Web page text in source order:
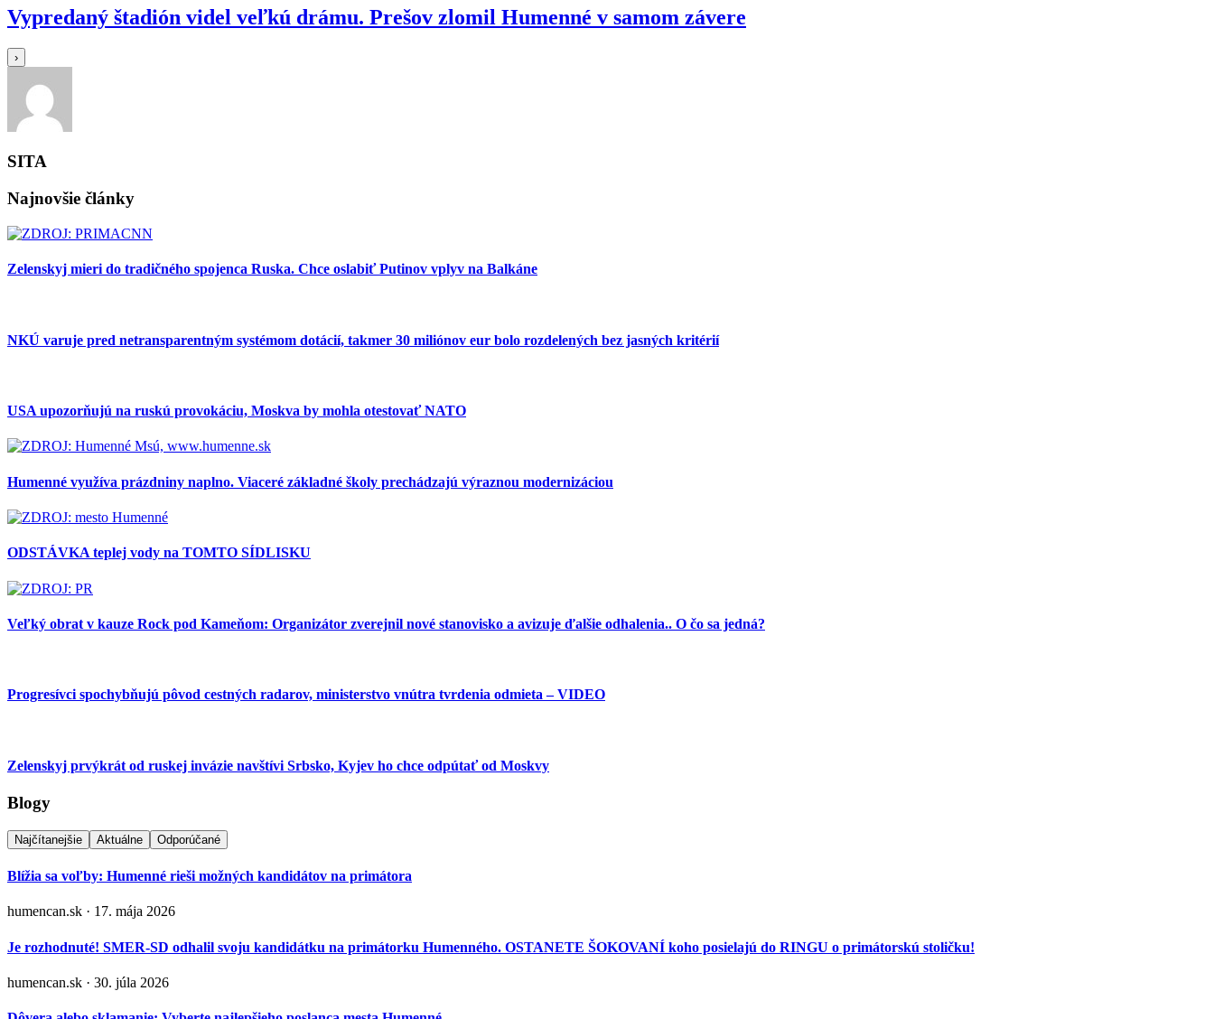
Vypredaný štadión videl veľkú drámu. Prešov zlomil Humenné v samom závere
›
SITA
Najnovšie články
Zelenskyj mieri do tradičného spojenca Ruska. Chce oslabiť Putinov vplyv na Balkáne
NKÚ varuje pred netransparentným systémom dotácií, takmer 30 miliónov eur bolo rozdelených bez jasných kritérií
USA upozorňujú na ruskú provokáciu, Moskva by mohla otestovať NATO
Humenné využíva prázdniny naplno. Viaceré základné školy prechádzajú výraznou modernizáciou
ODSTÁVKA teplej vody na TOMTO SÍDLISKU
Veľký obrat v kauze Rock pod Kameňom: Organizátor zverejnil nové stanovisko a avizuje ďalšie odhalenia.. O čo sa jedná?
Progresívci spochybňujú pôvod cestných radarov, ministerstvo vnútra tvrdenia odmieta – VIDEO
Zelenskyj prvýkrát od ruskej invázie navštívi Srbsko, Kyjev ho chce odpútať od Moskvy
Blogy
Najčítanejšie Aktuálne Odporúčané
Blížia sa voľby: Humenné rieši možných kandidátov na primátora
humencan.sk · 17. mája 2026
Je rozhodnuté! SMER-SD odhalil svoju kandidátku na primátorku Humenného. OSTANETE ŠOKOVANÍ koho posielajú do RINGU o primátorskú stoličku!
humencan.sk · 30. júla 2026